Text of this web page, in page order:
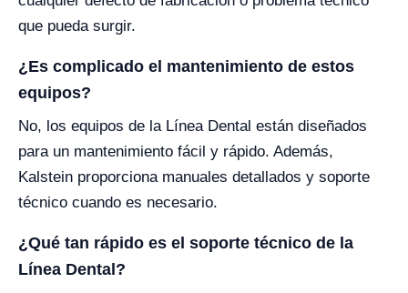
que pueda surgir.
¿Es complicado el mantenimiento de estos
equipos?
No, los equipos de la Línea Dental están diseñados
para un mantenimiento fácil y rápido. Además,
Kalstein proporciona manuales detallados y soporte
técnico cuando es necesario.
¿Qué tan rápido es el soporte técnico de la
Línea Dental?